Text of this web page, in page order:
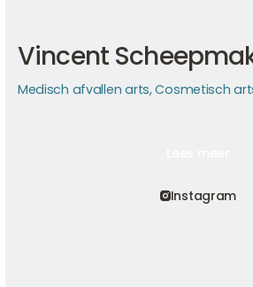
Vincent
Medisch afvallen arts, Cosmetisch
Instagram